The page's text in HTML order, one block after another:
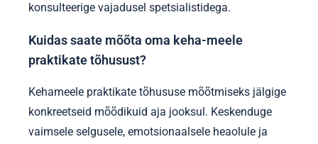
konsulteerige vajadusel spetsialistidega.
Kuidas saate mõõta oma keha-meele
praktikate tõhusust?
Kehameele praktikate tõhususe mõõtmiseks jälgige
konkreetseid mõõdikuid aja jooksul. Keskenduge
vaimsele selgusele, emotsionaalsele heaolule ja